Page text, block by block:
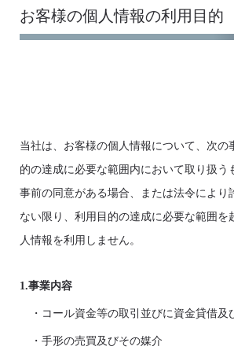
お客様の個人情報の利用目的
当社は、お客様の個人情報について、次の
的の達成に必要な範囲内において取り扱う
事前の同意がある場合、または法令により
ない限り、利用目的の達成に必要な範囲を
人情報を利用しません。
1.事業内容
・コール資金等の取引並びに資金貸借及
・手形の売買及びその媒介